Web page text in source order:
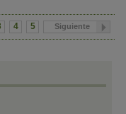
4 5 Siguiente